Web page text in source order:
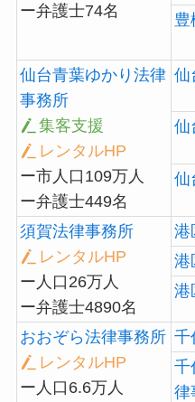
ー弁護士74名
豊
仙台青葉ゆかり法律
事務所
集客支援
レンタルHP
ー市人口109万人
ー弁護士449名
仙
仙
仙
須賀法律事務所
レンタルHP
ー人口26万人
ー弁護士4890名
港
港
港
おおぞら法律事務所
レンタルHP
ー人口6.6万人
千
千
律